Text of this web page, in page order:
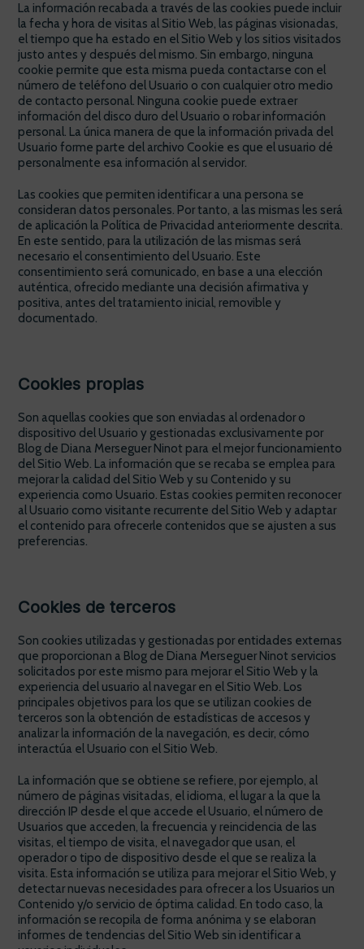
La información recabada a través de las cookies puede incluir
la fecha y hora de visitas al Sitio Web, las páginas visionadas,
el tiempo que ha estado en el Sitio Web y los sitios visitados
justo antes y después del mismo. Sin embargo, ninguna
cookie permite que esta misma pueda contactarse con el
número de teléfono del Usuario o con cualquier otro medio
de contacto personal. Ninguna cookie puede extraer
información del disco duro del Usuario o robar información
personal. La única manera de que la información privada del
Usuario forme parte del archivo Cookie es que el usuario dé
personalmente esa información al servidor.
Las cookies que permiten identificar a una persona se
consideran datos personales. Por tanto, a las mismas les será
de aplicación la Política de Privacidad anteriormente descrita.
En este sentido, para la utilización de las mismas será
necesario el consentimiento del Usuario. Este
consentimiento será comunicado, en base a una elección
auténtica, ofrecido mediante una decisión afirmativa y
positiva, antes del tratamiento inicial, removible y
documentado.
Cookies propias
Son aquellas cookies que son enviadas al ordenador o
dispositivo del Usuario y gestionadas exclusivamente por
Blog de Diana Merseguer Ninot para el mejor funcionamiento
del Sitio Web. La información que se recaba se emplea para
mejorar la calidad del Sitio Web y su Contenido y su
experiencia como Usuario. Estas cookies permiten reconocer
al Usuario como visitante recurrente del Sitio Web y adaptar
el contenido para ofrecerle contenidos que se ajusten a sus
preferencias.
Cookies de terceros
Son cookies utilizadas y gestionadas por entidades externas
que proporcionan a Blog de Diana Merseguer Ninot servicios
solicitados por este mismo para mejorar el Sitio Web y la
experiencia del usuario al navegar en el Sitio Web. Los
principales objetivos para los que se utilizan cookies de
terceros son la obtención de estadísticas de accesos y
analizar la información de la navegación, es decir, cómo
interactúa el Usuario con el Sitio Web.
La información que se obtiene se refiere, por ejemplo, al
número de páginas visitadas, el idioma, el lugar a la que la
dirección IP desde el que accede el Usuario, el número de
Usuarios que acceden, la frecuencia y reincidencia de las
visitas, el tiempo de visita, el navegador que usan, el
operador o tipo de dispositivo desde el que se realiza la
visita. Esta información se utiliza para mejorar el Sitio Web, y
detectar nuevas necesidades para ofrecer a los Usuarios un
Contenido y/o servicio de óptima calidad. En todo caso, la
información se recopila de forma anónima y se elaboran
informes de tendencias del Sitio Web sin identificar a